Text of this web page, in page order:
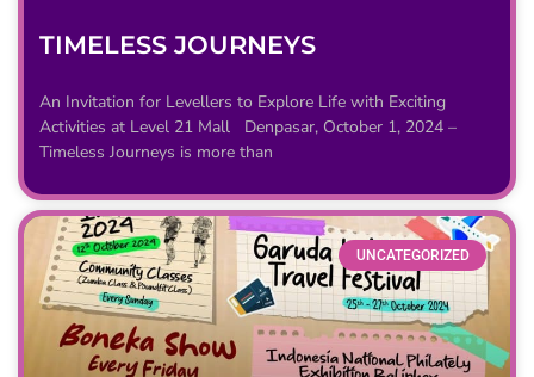
TIMELESS JOURNEYS
An Invitation for Levellers to Explore Life with Exciting
Activities at Level 21 Mall Denpasar, October 1, 2024 –
Timeless Journeys is more than
UNCATEGORIZED